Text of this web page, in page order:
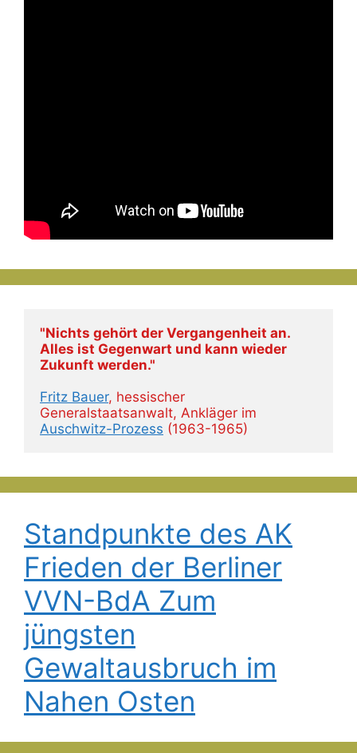
"Nichts gehört der Vergangenheit an.
Alles ist Gegenwart und kann wieder
Zukunft werden."
Fritz Bauer, hessischer
Auschwitz-Prozess (1963-1965)
Standpunkte des AK
Frieden der Berliner
VVN-BdA Zum
jüngsten
Gewaltausbruch im
Nahen Osten